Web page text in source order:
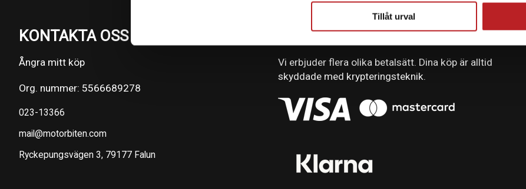
Tillåt urval
KONTAKTA OSS PÅ MOTORBITEN
Ångra mitt köp
Org. nummer: 5566689278
023-13366
mail@motorbiten.com
Ryckepungsvägen 3, 79177 Falun
BETALNING
Vi erbjuder flera olika betalsätt. Dina köp är alltid
skyddade med krypteringsteknik.